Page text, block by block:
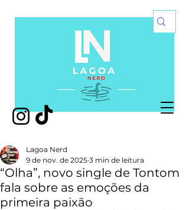
“Olha”, novo single de Tontom
fala sobre as emoções da
primeira paixão
Lagoa Nerd
9 de nov. de 2025 3 min de leitura